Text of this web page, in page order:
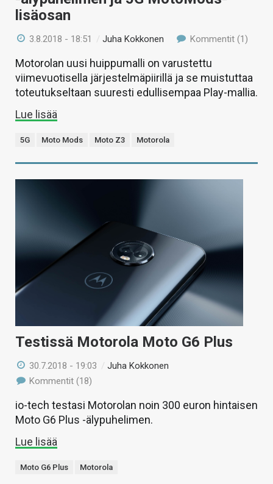
lisäosan
3.8.2018 - 18:51 /Juha Kokkonen Kommentit (1)
Motorolan uusi huippumalli on varustettu
viimevuotisella järjestelmäpiirillä ja se muistuttaa
toteutukseltaan suuresti edullisempaa Play-mallia.
Lue lisää
5G Moto Mods Moto Z3 Motorola
Testissä Motorola Moto G6 Plus
30.7.2018 - 19:03 /Juha Kokkonen
Kommentit (18)
io-tech testasi Motorolan noin 300 euron hintaisen
Moto G6 Plus -älypuhelimen.
Lue lisää
Moto G6 Plus Motorola